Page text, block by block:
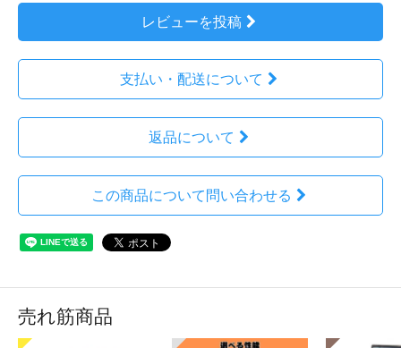
レビューを投稿
支払い・配送について
返品について
この商品について問い合わせる
売れ筋商品